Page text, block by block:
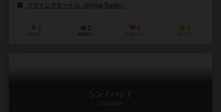
フライングタートル（Flying Turtle）
1
興味あり
1
経験あり
0
お気に入り
5
持ってる
シンドバッド
Sindbad